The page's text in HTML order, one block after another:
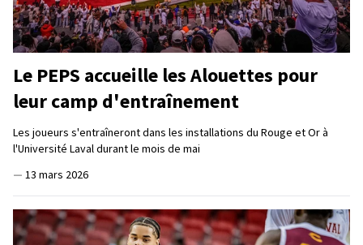
Le PEPS accueille les Alouettes pour
leur camp d'entraînement
Les joueurs s'entraîneront dans les installations du Rouge et Or à
l'Université Laval durant le mois de mai
— 13 mars 2026